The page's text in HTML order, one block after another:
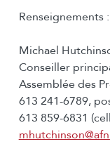
Renseignements :
Michael
Conseiller
Assemblée des
613 241-6789,
613 859-6831